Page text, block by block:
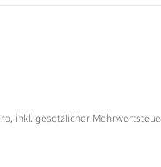
inkl. gesetzlicher